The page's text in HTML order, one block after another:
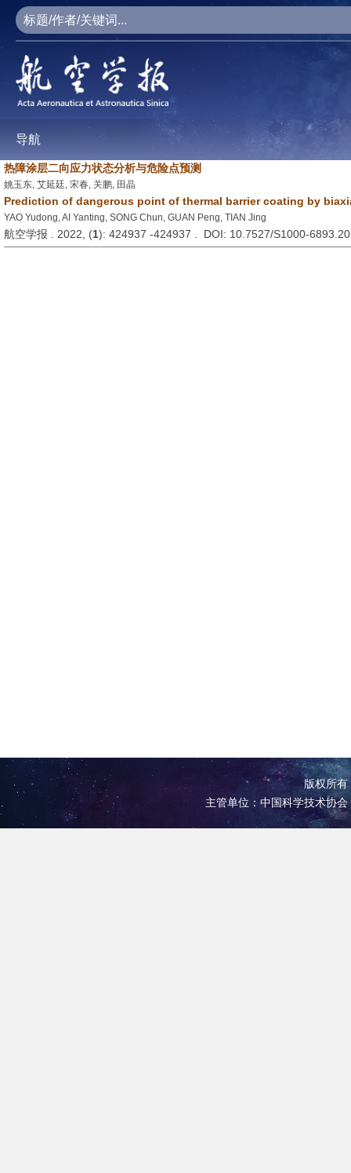
导航
热障涂层二向应力状态分析与危险点预测
姚玉东, 艾延廷, 宋春, 关鹏, 田晶
Prediction of dangerous point of thermal barrier coating by
YAO Yudong, AI Yanting, SONG Chun, GUAN Peng, TIAN Jing
航空学报 . 2022, (1): 424937 -424937 . DOI: 10.7527/S1000-
版权所
主管单位：中国科学技术协